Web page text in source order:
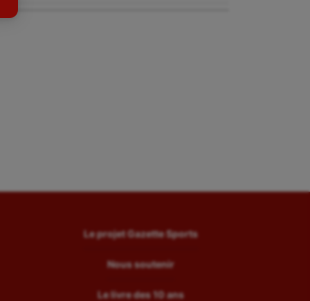
Le projet Gazette Sports
Nous soutenir
Le livre des 10 ans